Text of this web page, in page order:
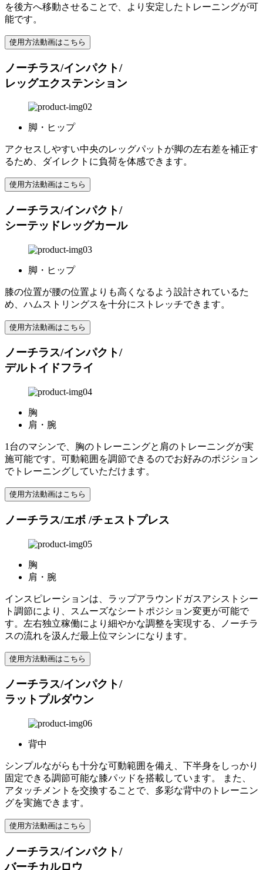
を後方へ移動させることで、より安定したトレーニングが可
能です。
使用方法動画はこちら
ノーチラス/インパクト/
レッグエクステンション
脚・ヒップ
アクセスしやすい中央のレッグパットが脚の左右差を補正す
るため、ダイレクトに負荷を体感できます。
使用方法動画はこちら
ノーチラス/インパクト/
シーテッドレッグカール
脚・ヒップ
膝の位置が腰の位置よりも高くなるよう設計されているた
め、ハムストリングスを十分にストレッチできます。
使用方法動画はこちら
ノーチラス/インパクト/
デルトイドフライ
胸
肩・腕
1台のマシンで、胸のトレーニングと肩のトレーニングが実
施可能です。可動範囲を調節できるのでお好みのポジション
でトレーニングしていただけます。
使用方法動画はこちら
ノーチラス/エボ /チェストプレス
胸
肩・腕
インスピレーションは、ラップアラウンドガスアシストシー
ト調節により、スムーズなシートポジション変更が可能で
す。左右独立稼働により細やかな調整を実現する、ノーチラ
スの流れを汲んだ最上位マシンになります。
使用方法動画はこちら
ノーチラス/インパクト/
ラットプルダウン
背中
シンプルながらも十分な可動範囲を備え、下半身をしっかり
固定できる調節可能な膝パッドを搭載しています。 また、
アタッチメントを交換することで、多彩な背中のトレーニン
グを実施できます。
使用方法動画はこちら
ノーチラス/インパクト/
バーチカルロウ